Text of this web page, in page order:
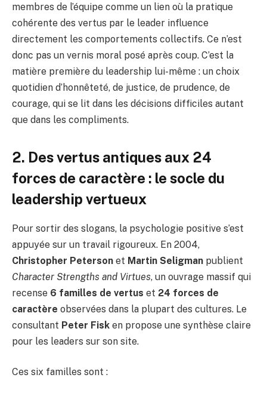
membres de l’équipe comme un lien où la pratique
cohérente des vertus par le leader influence
directement les comportements collectifs. Ce n’est
donc pas un vernis moral posé après coup. C’est la
matière première du leadership lui-même : un choix
quotidien d’honnêteté, de justice, de prudence, de
courage, qui se lit dans les décisions difficiles autant
que dans les compliments.
2. Des vertus antiques aux 24
forces de caractère : le socle du
leadership vertueux
Pour sortir des slogans, la psychologie positive s’est
appuyée sur un travail rigoureux. En 2004,
Christopher Peterson et Martin Seligman publient
Character Strengths and Virtues, un ouvrage massif qui
recense 6 familles de vertus et 24 forces de
caractère observées dans la plupart des cultures. Le
consultant Peter Fisk en propose une synthèse claire
pour les leaders sur son site.
Ces six familles sont :